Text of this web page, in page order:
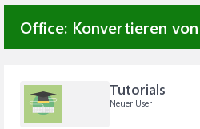
Office: Konvertieren
Tutorials
Neuer User